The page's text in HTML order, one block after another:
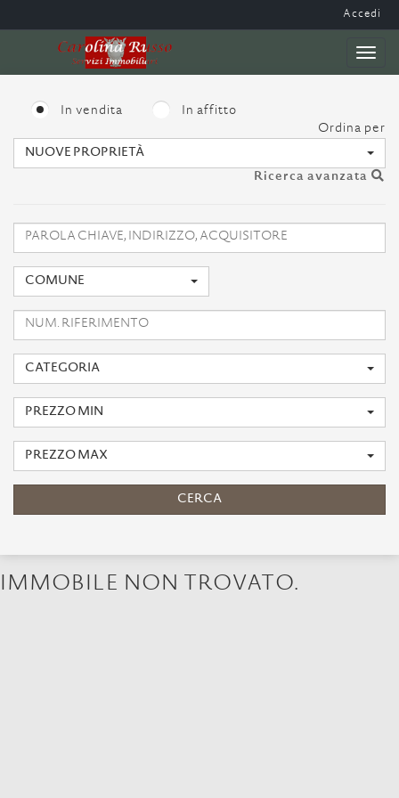
Accedi
In vendita
In affitto
Ordina per
NUOVE PROPRIETÀ
Ricerca avanzata
COMUNE
CATEGORIA
PREZZO MIN
PREZZO MAX
CERCA
IMMOBILE NON TROVATO.